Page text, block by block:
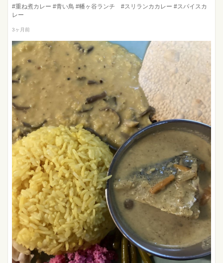
#重ね煮カレー #青い鳥 #幡ヶ谷ランチ #スリランカカレー #スパイスカ
レー
3ヶ月前